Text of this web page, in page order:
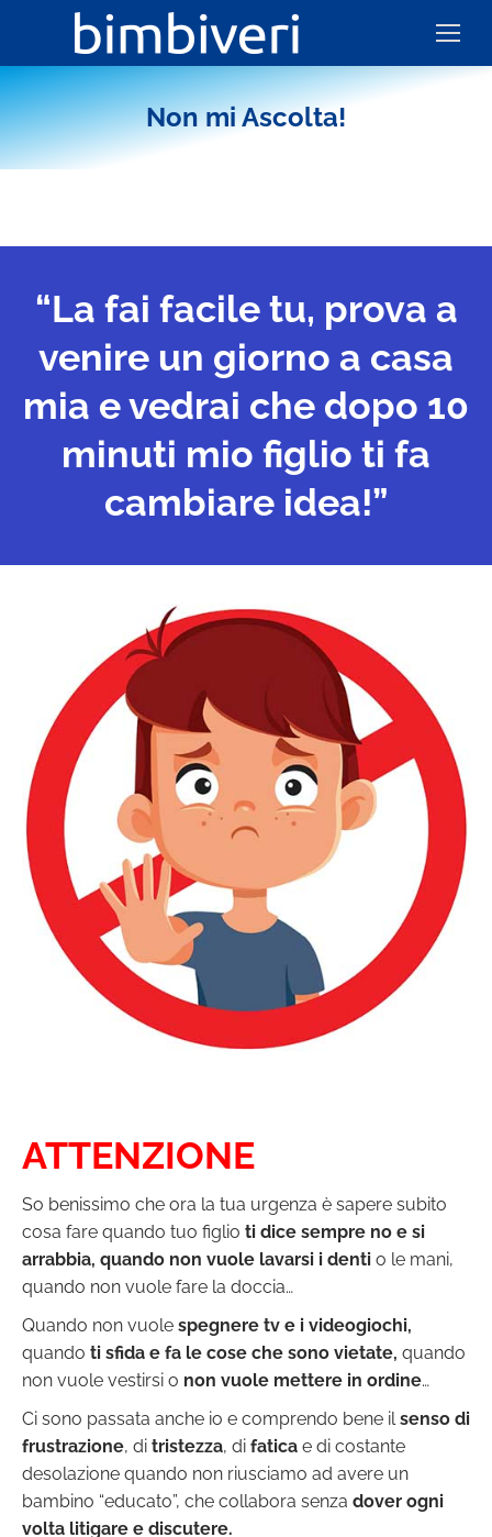
Non mi Ascolta!
“La fai facile tu, prova a
venire un giorno a casa
mia e vedrai che dopo 10
minuti mio figlio ti fa
cambiare idea!”
ATTENZIONE
So benissimo che ora la tua urgenza è sapere subito
cosa fare quando tuo figlio ti dice sempre no e si
arrabbia, quando non vuole lavarsi i denti o le mani,
quando non vuole fare la doccia…
Quando non vuole spegnere tv e i videogiochi,
quando ti sfida e fa le cose che sono vietate, quando
non vuole vestirsi o non vuole mettere in ordine…
Ci sono passata anche io e comprendo bene ilsenso di
frustrazione, di tristezza, di fatica e di costante
desolazione quando non riusciamo ad avere un
bambino “educato”, che collabora senza dover ogni
volta litigare e discutere.